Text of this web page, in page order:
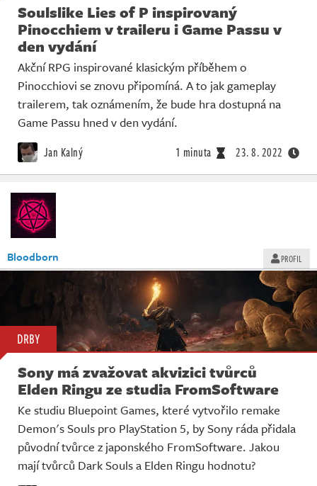
Soulslike Lies of P inspirovaný
Pinocchiem v traileru i Game Passu v
den vydání
Akční RPG inspirované klasickým příběhem o
Pinocchiovi se znovu připomíná. A to jak gameplay
trailerem, tak oznámením, že bude hra dostupná na
Game Passu hned v den vydání.
Jan Kalný 1 minuta 23. 8. 2022
Bloodborn PROFIL
DRBY
Sony má zvažovat akvizici tvůrců
Elden Ringu ze studia FromSoftware
Ke studiu Bluepoint Games, které vytvořilo remake
Demon's Souls pro PlayStation 5, by Sony ráda přidala
původní tvůrce z japonského FromSoftware. Jakou
mají tvůrců Dark Souls a Elden Ringu hodnotu?